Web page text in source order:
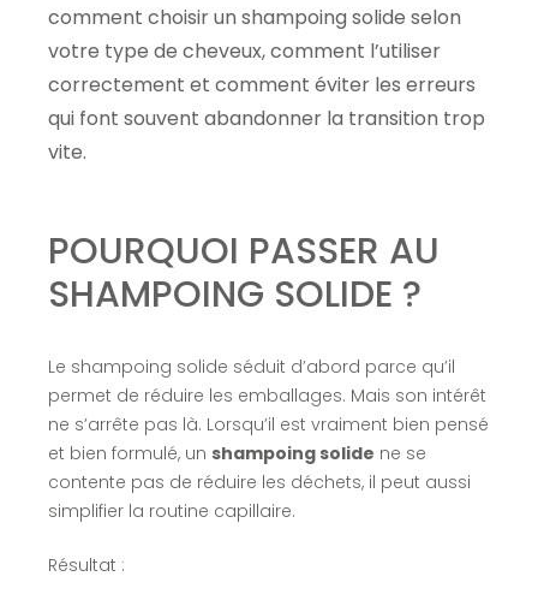
comment choisir un shampoing solide selon
votre type de cheveux, comment l’utiliser
correctement et comment éviter les erreurs
qui font souvent abandonner la transition trop
vite.
POURQUOI PASSER AU
SHAMPOING SOLIDE ?
Le shampoing solide séduit d’abord parce qu’il
permet de réduire les emballages. Mais son intérêt
ne s’arrête pas là. Lorsqu’il est vraiment bien pensé
et bien formulé, un shampoing solide ne se
contente pas de réduire les déchets, il peut aussi
simplifier la routine capillaire.
Résultat :